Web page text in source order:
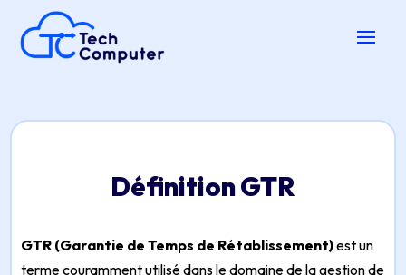
Définition GTR
GTR (Garantie de Temps de Rétablissement)est un
terme couramment utilisé dans le domaine de la gestion de